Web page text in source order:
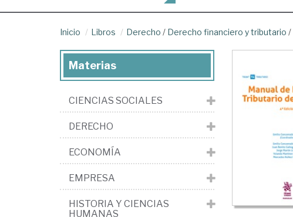
Inicio Libros Derecho / Derecho financiero y tributario /
Materias
CIENCIAS SOCIALES
DERECHO
ECONOMÍA
EMPRESA
HISTORIA Y CIENCIAS
HUMANAS